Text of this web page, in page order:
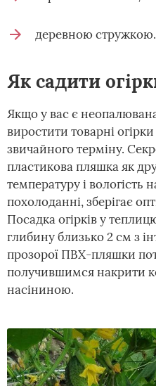
деревною стружкою.
Як садити
Якщо у вас є
виростити товарні
звичайного терміну.
пластикова пляшка як
температуру і вологість
похолоданні, зберігає
Посадка огірків у
глибину близько 2 см з
прозорої ПВХ-пляшки
получившимся накрити
насіниною.